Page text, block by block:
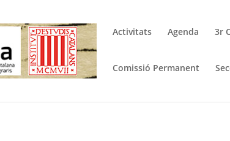
Activitats Agenda 3r
Comissió Permanent